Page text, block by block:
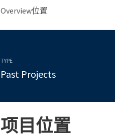
Overview位置
TYPE
Past Projects
项目位置